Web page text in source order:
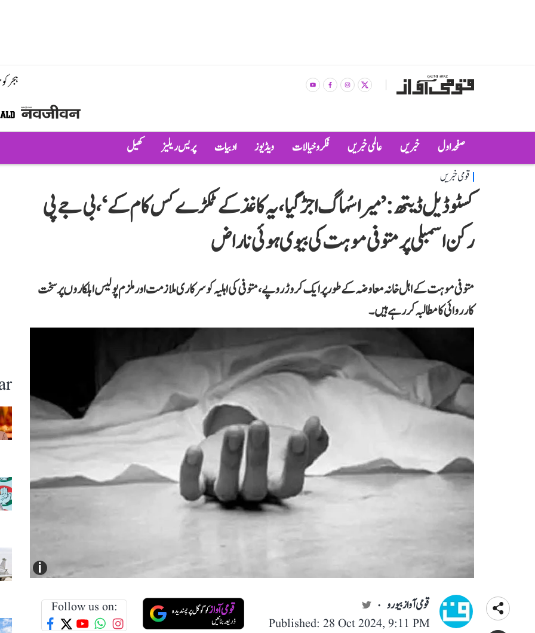
ہجر
صفحہ اول خبریں عالمی خبریں فکر و خیالات ویڈیوز ادبیات پریس ریلیز کھیل
قومی خبریں
کسٹوڈیل ڈیتھ: ’میرا سُہاگ اجڑ گیا، یہ کاغذ کے ٹکڑے کس کام کے‘، بی جے پی
رکن اسمبلی پر متوفی موہت کی بیوی ہوئی ناراض
متوفی موہت کے اہل خانہ معاوضہ کے طور پر ایک کروڑ روپے، متوفی کی اہلیہ کو سرکاری ملازمت اور ملزم پولیس اہلکاروں پر سخت
کارروائی کا مطالبہ کر رہے ہیں۔
i
قومی آواز بیورو
Published: 28 Oct 2024, 9:11 PM
Follow us on: